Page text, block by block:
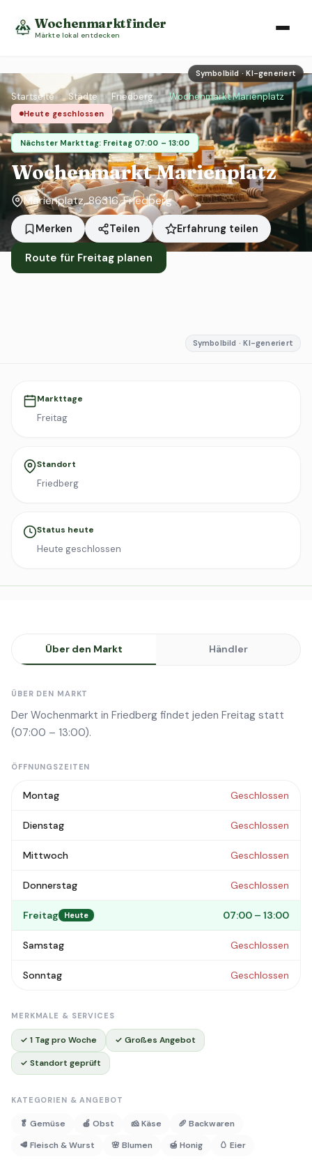
Wochenmarktfinder
Märkte lokal entdecken
Symbolbild · KI-generiert
Startseite › Städte › Friedberg › Wochenmarkt Marienplatz
Heute geschlossen
Nächster Markttag: Freitag 07:00 – 13:00
Wochenmarkt Marienplatz
Marienplatz, 86316, Friedberg
Merken Teilen Erfahrung teilen
Route für Freitag planen
Symbolbild · KI-generiert
Markttage
Freitag
Standort
Friedberg
Status heute
Heute geschlossen
Über den Markt Händler
ÜBER DEN MARKT
Der Wochenmarkt in Friedberg findet jeden Freitag statt
(07:00 – 13:00).
ÖFFNUNGSZEITEN
Montag Geschlossen
Dienstag Geschlossen
Mittwoch Geschlossen
Donnerstag Geschlossen
Freitag Heute 07:00 – 13:00
Samstag Geschlossen
Sonntag Geschlossen
MERKMALE & SERVICES
✓ 1 Tag pro Woche ✓ Großes Angebot
✓ Standort geprüft
KATEGORIEN & ANGEBOT
🥬 Gemüse 🍎 Obst 🧀 Käse
🥖 Backwaren
🥩 Fleisch & Wurst
🌸 Blumen 🍯 Honig 🥚 Eier